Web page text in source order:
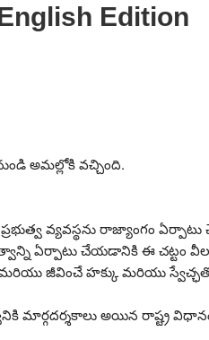
Edition
అమల్లోకి వచ్చింది.
వ్యవస్థను రాజ్యాంగం ఏర్పాటు
ఏర్పాటు చేయడానికి ఈ చట్టం వీలు
జీవించే హక్కు మరియు
అయిన రాష్ట్ర